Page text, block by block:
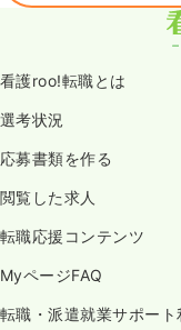
看護roo!転職とは
選考状況
応募書類を作る
閲覧した求人
転職応援コンテンツ
MyページFAQ
転職・派遣就業サポー